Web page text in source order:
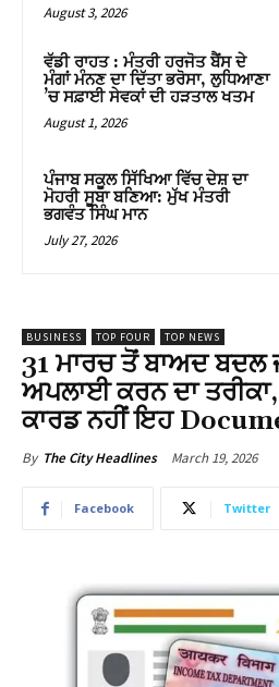
August 3, 2026
ਵੱਡੀ ਰਾਹਤ : ਮੰਤਰੀ ਹਰਜੋਤ ਬੈਂਸ ਦੇ
ਮੰਗਾਂ ਮੰਨਣ ਦਾ ਦਿੱਤਾ ਭਰੋਸਾ, ਲੁਧਿਆਣਾ
’ਚ ਸਫ਼ਾਈ ਸੇਵਕਾਂ ਦੀ ਹੜਤਾਲ ਖਤਮ
August 1, 2026
ਪੰਜਾਬ ਸਕੂਲ ਸਿੱਖਿਆ ਵਿੱਚ ਦੇਸ਼ ਦਾ
ਮੋਹਰੀ ਸੂਬਾ ਬਣਿਆ: ਮੁੱਖ ਮੰਤਰੀ
ਭਗਵੰਤ ਸਿੰਘ ਮਾਨ
July 27, 2026